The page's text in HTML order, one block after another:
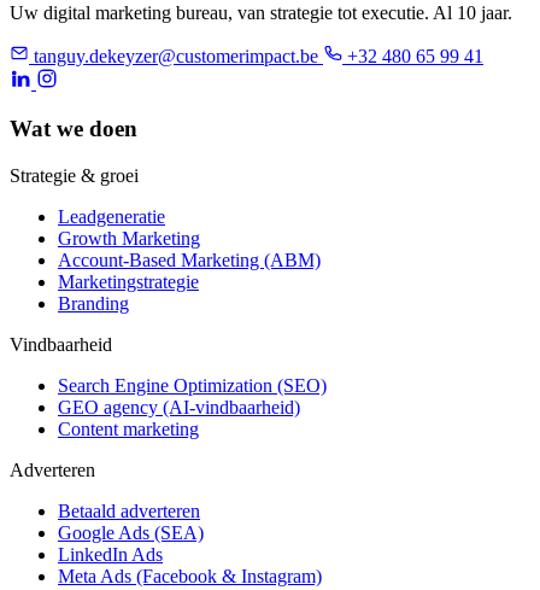
Uw digital marketing bureau, van strategie tot executie. Al 10 jaar.
tanguy.dekeyzer@customerimpact.be +32 480 65 99 41
Wat we doen
Strategie & groei
Leadgeneratie
Growth Marketing
Account-Based Marketing (ABM)
Marketingstrategie
Branding
Vindbaarheid
Search Engine Optimization (SEO)
GEO agency (AI-vindbaarheid)
Content marketing
Adverteren
Betaald adverteren
Google Ads (SEA)
LinkedIn Ads
Meta Ads (Facebook & Instagram)